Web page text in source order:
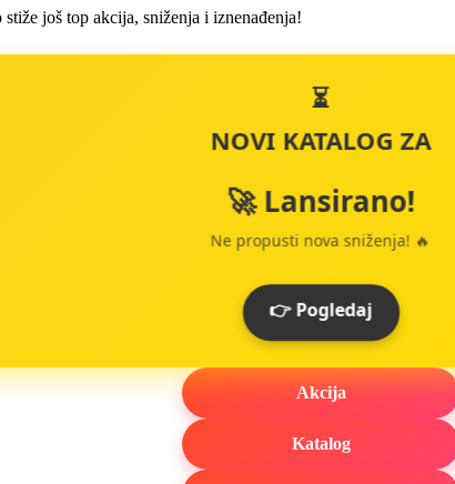
još top akcija, sniženja i iznenađenja!
⏳
NOVI KATALOG ZA
🚀 Lansirano!
Ne propusti nova sniženja! 🔥
👉 Pogledaj
Akcija
Katalog